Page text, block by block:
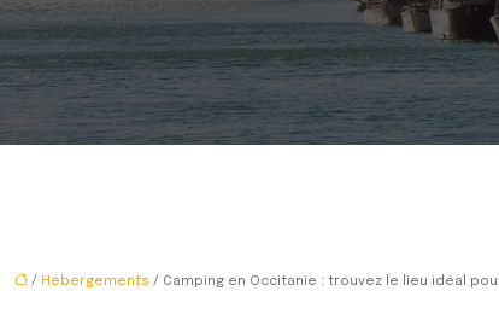
/ Hébergements / Camping en Occitanie : trouvez le lieu idéal